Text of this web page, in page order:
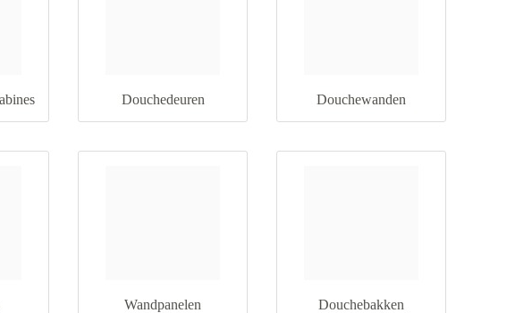
Douchedeuren Douchewanden
Wandpanelen Douchebakken